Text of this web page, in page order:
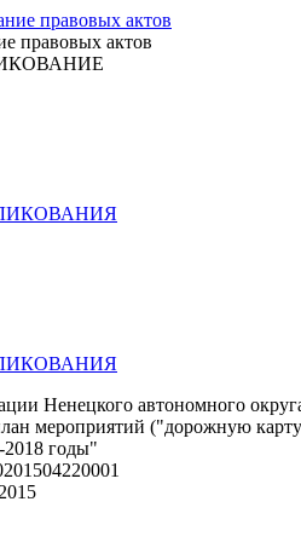
правовых актов
Ненецкого автономного
мероприятий ("дорожную
2018 годы"